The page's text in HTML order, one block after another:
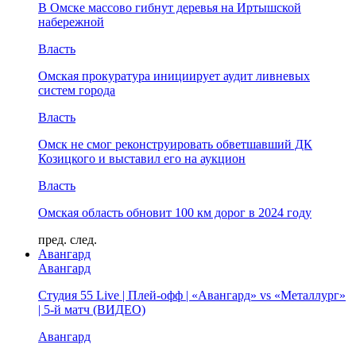
В Омске массово гибнут деревья на Иртышской
набережной
Власть
Омская прокуратура инициирует аудит ливневых
систем города
Власть
Омск не смог реконструировать обветшавший ДК
Козицкого и выставил его на аукцион
Власть
Омская область обновит 100 км дорог в 2024 году
пред. след.
Авангард
Авангард
Студия 55 Live | Плей-офф | «Авангард» vs «Металлург»
| 5-й матч (ВИДЕО)
Авангард